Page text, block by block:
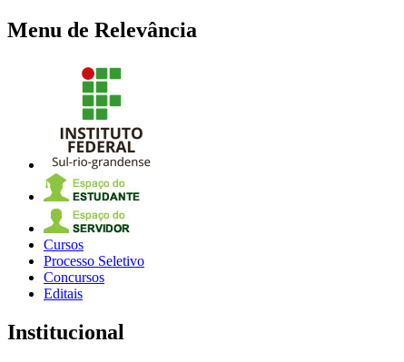
Menu de Relevância
Cursos
Processo Seletivo
Concursos
Editais
Institucional